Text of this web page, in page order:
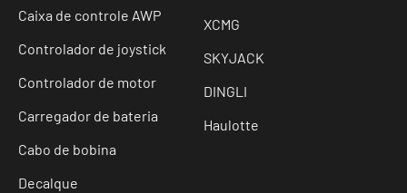
Caixa de controle AWP
Controlador de joystick
Controlador de motor
Carregador de bateria
Cabo de bobina
Decalque
XCMG
SKYJACK
DINGLI
Haulotte